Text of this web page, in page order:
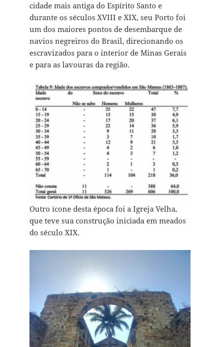
cidade mais antiga do Espírito Santo e
durante os séculos XVIII e XIX, seu Porto foi
um dos maiores pontos de desembarque de
navios negreiros do Brasil, direcionando os
escravizados para o interior de Minas Gerais
e para as lavouras da região.
Outro ícone desta época foi a Igreja Velha,
que teve sua construção iniciada em meados
do século XIX.